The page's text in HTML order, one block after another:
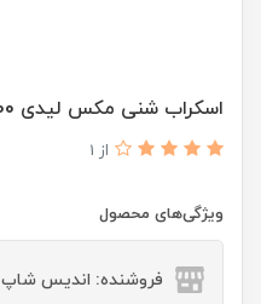
اسکراب شنی مکس لیدی 300 میل در چوبی طلا
از 1
ویژگی‌های محصول
فروشنده: اندیس شاپ